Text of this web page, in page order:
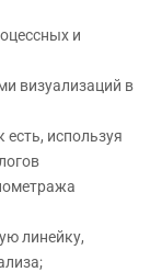
и
визуализаций в
используя
линейку,